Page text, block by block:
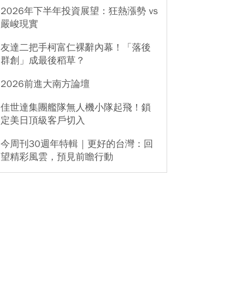
2026年下半年投資展望：狂熱漲勢 vs
嚴峻現實
友達二把手柯富仁裸辭內幕！「落後
群創」成最後稻草？
2026前進大南方論壇
佳世達集團艦隊無人機小隊起飛！鎖
定美日頂級客戶切入
今周刊30週年特輯｜更好的台灣：回
望精彩風雲，預見前瞻行動